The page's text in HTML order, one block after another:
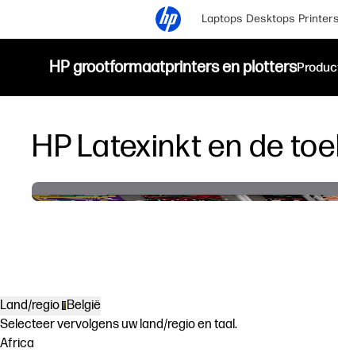
Laptops Desktops Printers
HP grootformaatprinters en plotters
HP Latexinkt en de
Land/regio België
Selecteer vervolgens uw land/regio en taal.
Africa